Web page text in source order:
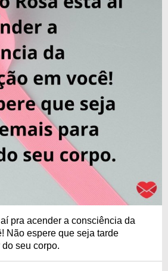
pra acender a consciência da
Não espere que seja tarde
seu corpo.